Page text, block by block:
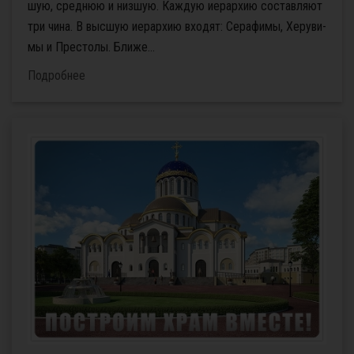
шую, сред­нюю и низ­шую. Каж­дую иерар­хию со­став­ля­ют
три чи­на. В выс­шую иерар­хию вхо­дят: Се­ра­фи­мы, Хе­ру­ви­
мы и Пре­сто­лы. Бли­же...
Подробнее